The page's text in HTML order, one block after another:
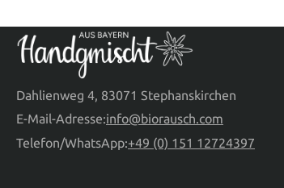
Dahlienweg 4, 83071 Stephanskirchen
E-Mail-Adresse:info@biorausch.com
Telefon/WhatsApp:+49 (0) 151 12724397